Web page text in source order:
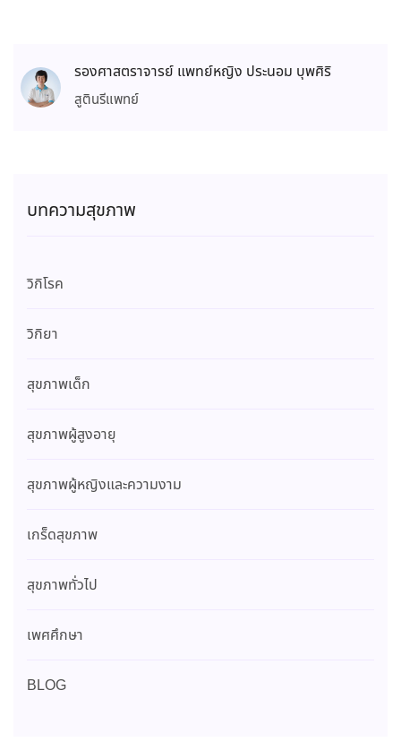
รองศาสตราจารย์ แพทย์หญิง ประนอม บุพศิริ
สูตินรีแพทย์
บทความสุขภาพ
วิกิโรค
วิกิยา
สุขภาพเด็ก
สุขภาพผู้สูงอายุ
สุขภาพผู้หญิงและความงาม
เกร็ดสุขภาพ
สุขภาพทั่วไป
เพศศึกษา
BLOG